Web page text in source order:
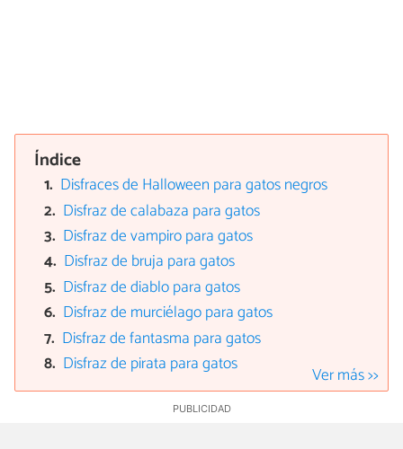
Índice
Disfraces de Halloween para gatos negros
Disfraz de calabaza para gatos
Disfraz de vampiro para gatos
Disfraz de bruja para gatos
Disfraz de diablo para gatos
Disfraz de murciélago para gatos
Disfraz de fantasma para gatos
Disfraz de pirata para gatos
Ver más >>